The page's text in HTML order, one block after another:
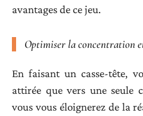
avantages de ce jeu.
Optimiser la concentration
En faisant un casse-tête,
attirée que vers une seule
vous vous éloignerez de la